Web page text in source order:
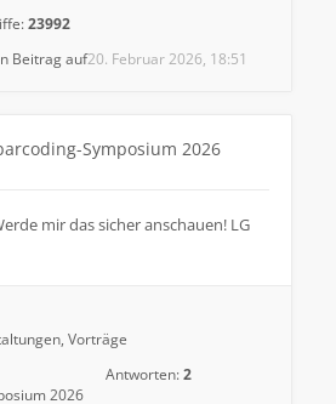
23992
20. Februar 2026, 18:51
Beitrag auf
Symposium 2026
mir das sicher anschauen! LG
Vorträge
2026
Antworten:2